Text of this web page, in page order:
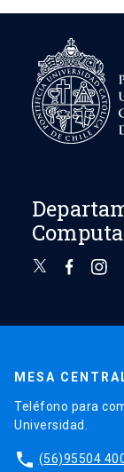
MESA
Teléfono para
Universidad.
phone (56)95504